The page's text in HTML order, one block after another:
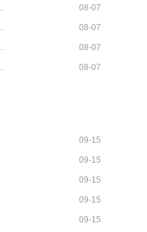
08-07
08-07
08-07
08-07
09-15
09-15
09-15
09-15
09-15